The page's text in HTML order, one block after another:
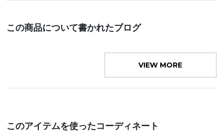
この商品について書かれたブログ
VIEW MORE
このアイテムを使ったコーディネート